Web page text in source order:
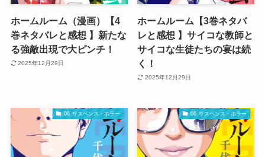
ホームルーム（漫画）【4
巻ネタバレと感想 】新たな
る強敵出現で大ピンチ！
2025年12月29日
ホームルーム【3巻ネタバ
レと感想 】サイコな教師と
サイコな生徒たちの宴は続
く！
2025年12月29日
06 サスペンス・ホラー 06 サスペンス・ホラー